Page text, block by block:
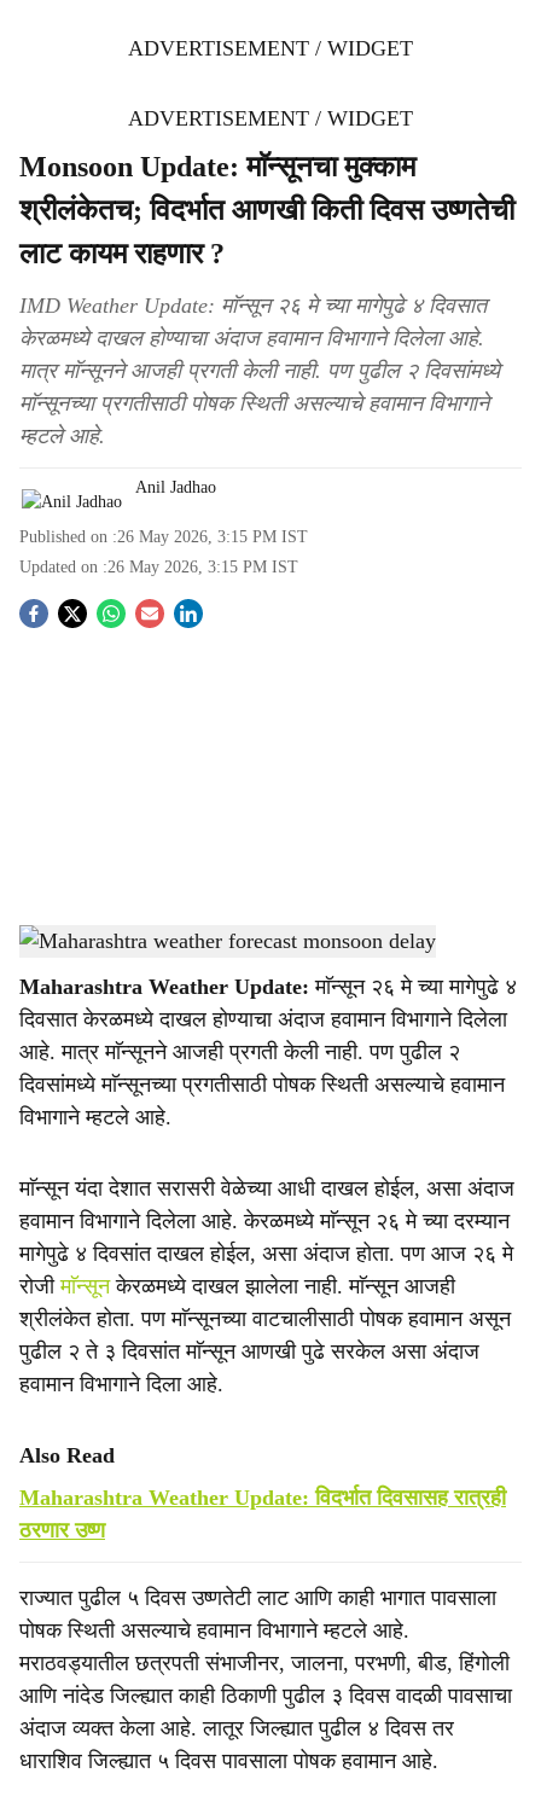
ADVERTISEMENT / WIDGET
ADVERTISEMENT / WIDGET
Monsoon Update: माॅन्सूनचा मुक्काम
श्रीलंकेतच; विदर्भात आणखी किती दिवस उष्णतेची
लाट कायम राहणार ?
IMD Weather Update: माॅन्सून २६ मे च्या मागेपुढे ४ दिवसात
केरळमध्ये दाखल होण्याचा अंदाज हवामान विभागाने दिलेला आहे.
मात्र माॅन्सूनने आजही प्रगती केली नाही. पण पुढील २ दिवसांमध्ये
माॅन्सूनच्या प्रगतीसाठी पोषक स्थिती असल्याचे हवामान विभागाने
म्हटले आहे.
Anil Jadhao
Published on :26 May 2026, 3:15 PM IST
Updated on :26 May 2026, 3:15 PM IST
S
a
r
e
Maharashtra weather forecast monsoon delay-Agrowon
Maharashtra Weather Update: माॅन्सून २६ मे च्या मागेपुढे ४
दिवसात केरळमध्ये दाखल होण्याचा अंदाज हवामान विभागाने दिलेला
आहे. मात्र माॅन्सूनने आजही प्रगती केली नाही. पण पुढील २
दिवसांमध्ये माॅन्सूनच्या प्रगतीसाठी पोषक स्थिती असल्याचे हवामान
विभागाने म्हटले आहे.
माॅन्सून यंदा देशात सरासरी वेळेच्या आधी दाखल होईल, असा अंदाज
हवामान विभागाने दिलेला आहे. केरळमध्ये माॅन्सून २६ मे च्या दरम्यान
मागेपुढे ४ दिवसांत दाखल होईल, असा अंदाज होता. पण आज २६ मे
रोजीमाॅन्सूनकेरळमध्ये दाखल झालेला नाही. माॅन्सून आजही
श्रीलंकेत होता. पण माॅन्सूनच्या वाटचालीसाठी पोषक हवामान असून
पुढील २ ते ३ दिवसांत माॅन्सून आणखी पुढे सरकेल असा अंदाज
हवामान विभागाने दिला आहे.
Also Read
Maharashtra Weather Update: विदर्भात दिवसासह रात्रही
ठरणार उष्ण
राज्यात पुढील ५ दिवस उष्णतेटी लाट आणि काही भागात पावसाला
पोषक स्थिती असल्याचे हवामान विभागाने म्हटले आहे.
मराठवड्यातील छत्रपती संभाजीनर, जालना, परभणी, बीड, हिंगोली
आणि नांदेड जिल्ह्यात काही ठिकाणी पुढील ३ दिवस वादळी पावसाचा
अंदाज व्यक्त केला आहे. लातूर जिल्ह्यात पुढील ४ दिवस तर
धाराशिव जिल्ह्यात ५ दिवस पावसाला पोषक हवामान आहे.